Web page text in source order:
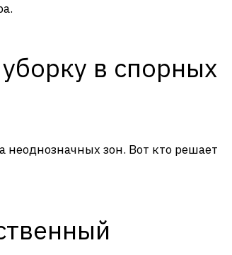
в спорных
неоднозначных зон. Вот кто решает